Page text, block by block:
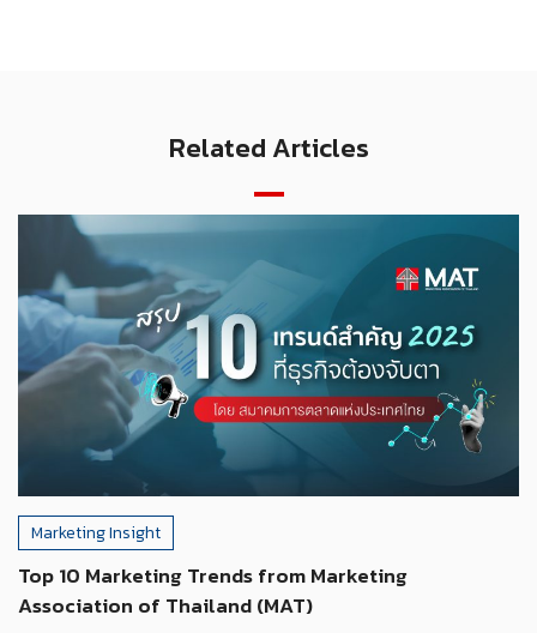
Related Articles
Marketing Insight
Top 10 Marketing Trends from Marketing
Association of Thailand (MAT)